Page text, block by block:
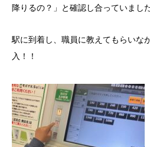
降りるの？」と確認し合っていました
駅に到着し、職員に教えてもらいな
入！！